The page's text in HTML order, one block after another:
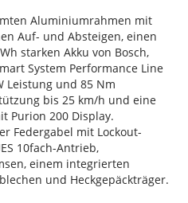
Aluminiumrahmen mit
Auf- und Absteigen, einen
starken Akku von Bosch,
System Performance Line
Leistung und 85 Nm
bis 25 km/h und eine
Purion 200 Display.
Federgabel mit Lockout-
10fach-Antrieb,
einem integrierten
und Heckgepäckträger.